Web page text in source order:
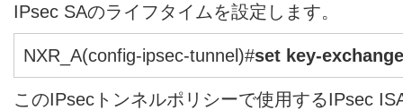
IPsec SAのライフタイムを設定します。
NXR_A(config-ipsec-tunnel)#set key-
このIPsecトンネルポリシーで使用するIPsec